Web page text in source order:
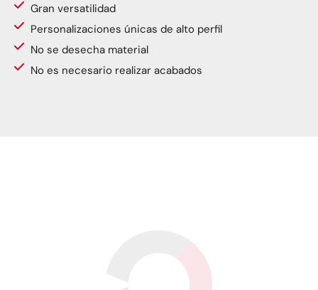
Gran versatilidad
Personalizaciones únicas de alto perfil
No se desecha material
No es necesario realizar acabados